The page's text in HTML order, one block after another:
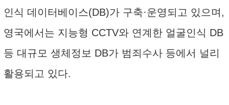
인식 데이터베이스(DB)가 구축·운영되고 있으며,
영국에서는 지능형 CCTV와 연계한 얼굴인식 DB
등 대규모 생체정보 DB가 범죄수사 등에서 널리
활용되고 있다.